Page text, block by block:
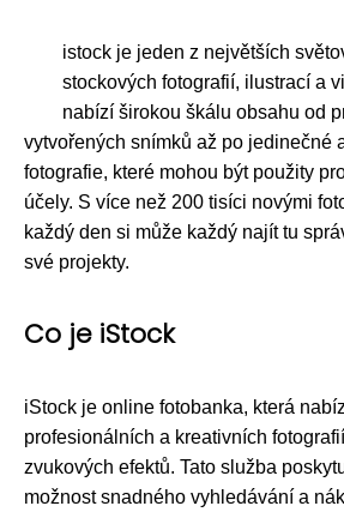
istock je jeden z největších
stockových fotografií, ilustrací a
nabízí širokou škálu obsahu od
vytvořených snímků až po jedinečné
fotografie, které mohou být použity
účely. S více než 200 tisíci novými
každý den si může každý najít tu
své projekty.
Co je iStock
iStock je online fotobanka, která
profesionálních a kreativních
zvukových efektů. Tato služba
možnost snadného vyhledávání a